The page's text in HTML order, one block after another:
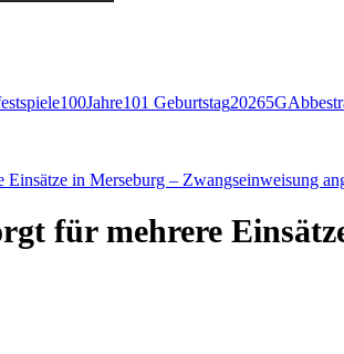
100Jahre101 Geburtstag20265G
in Merseburg – Zwangseinweisung
für mehrere